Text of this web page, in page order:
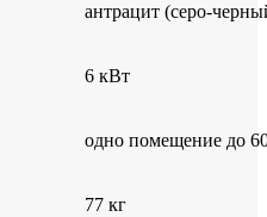
антрацит (серо-
6 кВт
одно помещение до
77 кг